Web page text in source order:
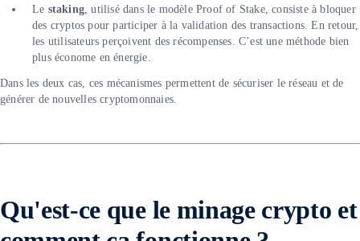
Le staking , utilisé dans le modèle Proof of Stake, consiste à bloquer
des cryptos pour participer à la validation des transactions. En retour,
les utilisateurs perçoivent des récompenses. C’est une méthode bien
plus économe en énergie.
Dans les deux cas, ces mécanismes permettent de sécuriser le réseau et de
générer de nouvelles cryptomonnaies.
Qu'est-ce que le minage crypto et